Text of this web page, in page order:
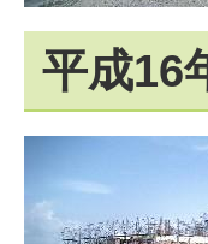
平成16